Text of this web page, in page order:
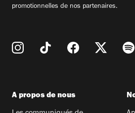
promotionnelles de nos partenaires.
A propos de nous